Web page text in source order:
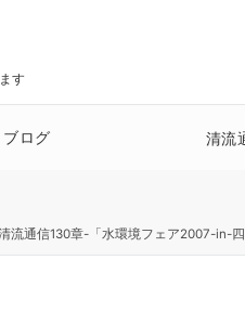
す
ブログ 清流
流通信130章-「水環境フェア2007-in-